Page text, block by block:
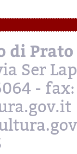
di Prato
Ser
- fax: